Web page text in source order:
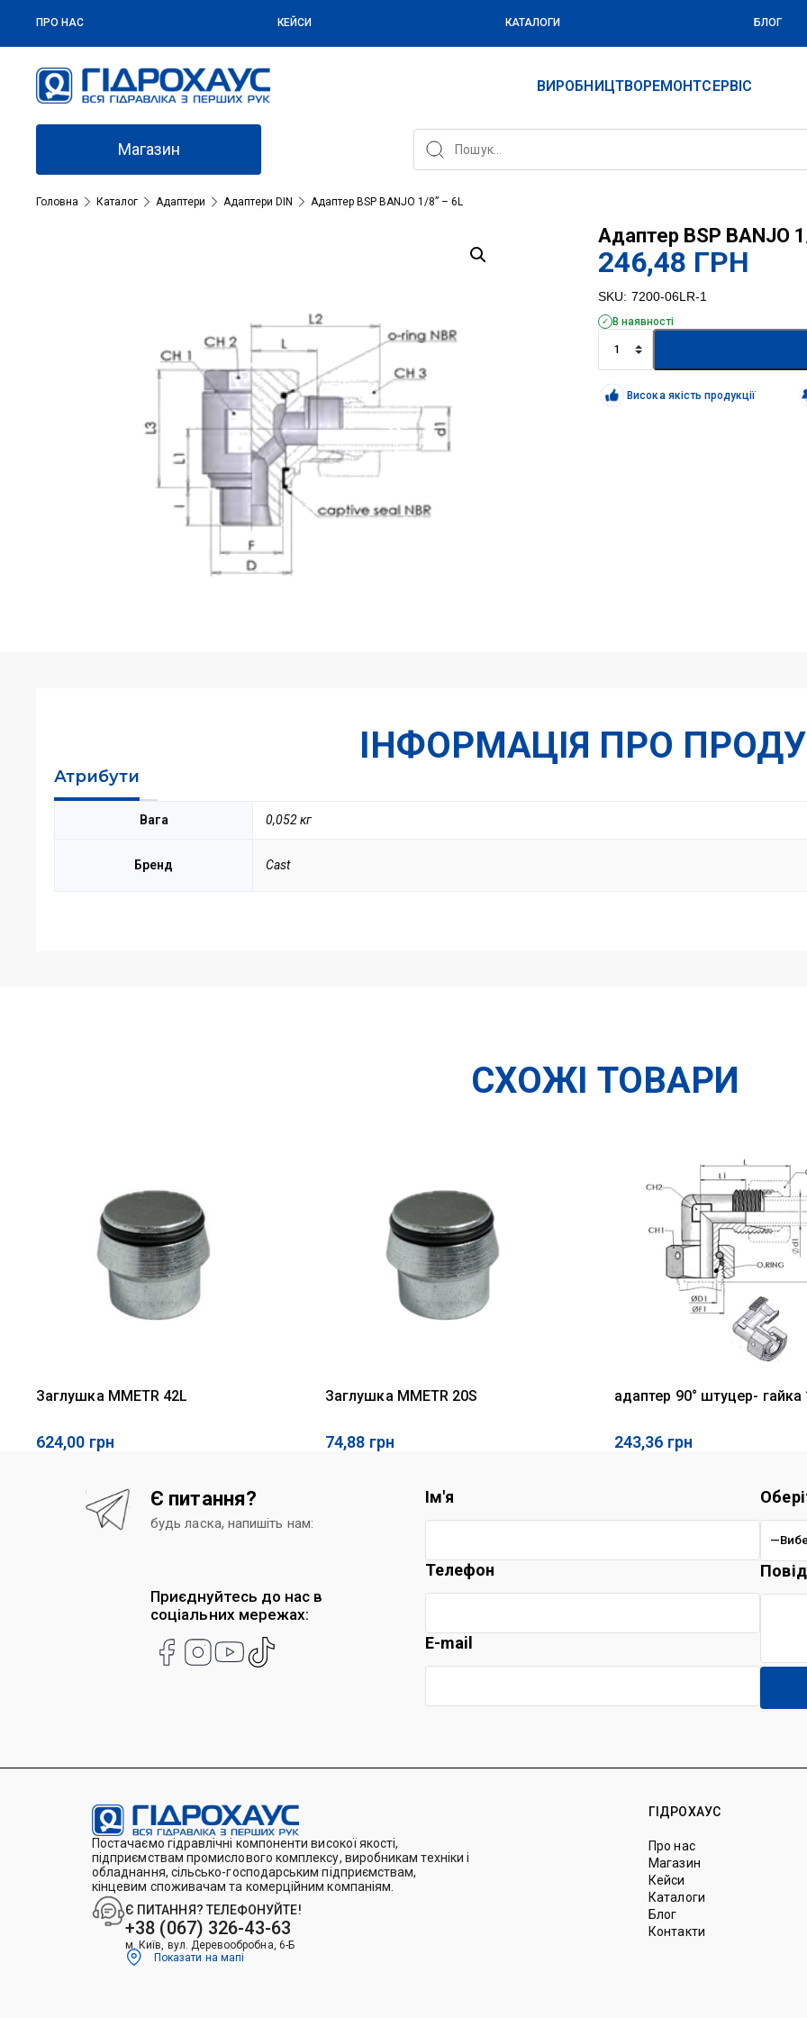
ПРО НАС КЕЙСИ КАТАЛОГИ БЛОГ
ВИРОБНИЦТВОРЕМОНТСЕРВІС
Магазин
Головна Каталог Адаптери Адаптери DIN Адаптер BSP BANJO 1/8” – 6L
Адаптер BSP BANJO
246,48 ГРН
SKU: 7200-06LR-1
В наявності
BSP
BANJO
1/8''
-
Висока якість продукції
ІНФОРМАЦІЯ ПРО
Атрибути
Вага 0,052 кг
Бренд Cast
СХОЖІ ТОВАРИ
Заглушка MMETR 42L
624,00 грн
Заглушка MMETR 20S
74,88 грн
адаптер 90° штуцер- гайка
243,36 грн
Є питання?
будь ласка, напишіть нам:
Приєднуйтесь до нас в
соціальних мережах:
Ім'я
Телефон
E-mail
Постачаємо гідравлічні компоненти високої якості,
підприємствам промислового комплексу, виробникам техніки і
обладнання, сільсько-господарським підприємствам,
кінцевим споживачам та комерційним компаніям.
Є ПИТАННЯ? ТЕЛЕФОНУЙТЕ!
+38 (067) 326-43-63
м. Київ, вул. Деревообробна, 6-Б
Показати на мапі
ГІДРОХАУС
Про нас
Магазин
Кейси
Каталоги
Блог
Контакти